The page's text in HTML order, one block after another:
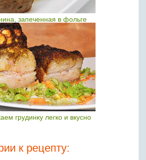
запеченная в фольге
грудинку легко и вкусно
к рецепту: